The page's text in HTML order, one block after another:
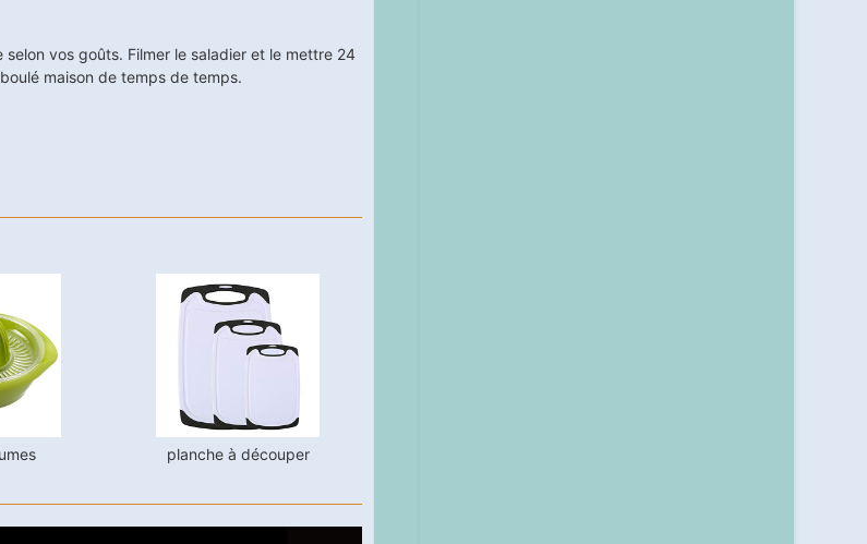
vos goûts. Filmer le saladier et le mettre 24
maison de temps de temps.
planche à découper